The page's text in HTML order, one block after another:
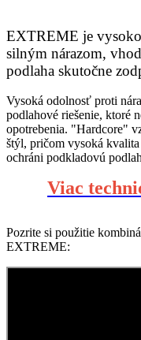
EXTREME je
silným nárazom,
podlaha skutočne
Vysoká odolnosť proti
podlahové riešenie, ktoré
opotrebenia. "Hardcore"
štýl, pričom vysoká
ochráni podkladovú
Viac
Pozrite si použitie
EXTREME: